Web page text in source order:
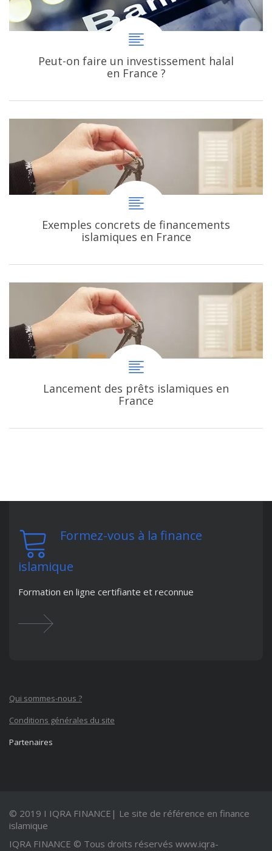
Peut-on faire un investissement halal
en France ?
Exemples concrets de financements
islamiques en France
Lancement des prêts islamiques en
France
Formez-vous à la finance
islamique
Formation en ligne certifiante et reconnue
Qui sommes-nous ?
Conditions générales du site
Partenaires
© 2019 I IQRA FINANCE| Le site de référence en finance
islamique
IQRA FINANCE © Tous droits réservés www.iqra-